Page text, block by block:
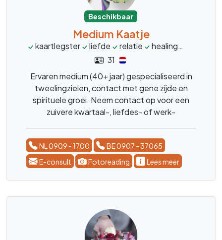
Beschikbaar
Medium Kaatje
kaartlegster liefde relatie healing
31
Ervaren medium (40+ jaar) gespecialiseerd in
tweelingzielen, contact met gene zijde en
spirituele groei. Neem contact op voor een
zuivere kwartaal-, liefdes- of werk-
NL 0909 - 1700
BE 0907 - 37065
E-consult
Fotoreading Lees meer